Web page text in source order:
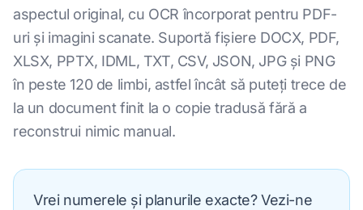
aspectul original, cu OCR încorporat pentru PDF-
uri și imagini scanate. Suportă fișiere DOCX, PDF,
XLSX, PPTX, IDML, TXT, CSV, JSON, JPG și PNG
în peste 120 de limbi, astfel încât să puteți trece de
la un document finit la o copie tradusă fără a
reconstrui nimic manual.
Vrei numerele și planurile exacte? Vezi-ne